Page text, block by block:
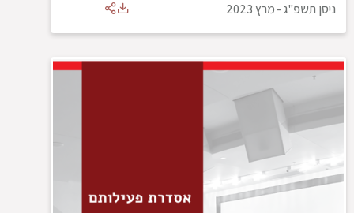
ניסן תשפ"ג-מרץ 2023